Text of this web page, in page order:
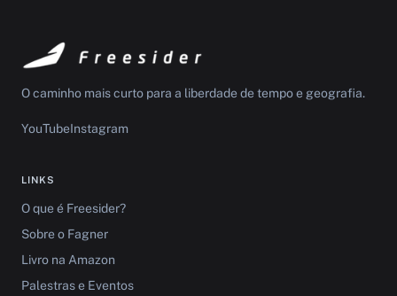
O caminho mais curto para a liberdade de tempo e geografia.
YouTubeInstagram
LINKS
O que é Freesider?
Sobre o Fagner
Livro na Amazon
Palestras e Eventos